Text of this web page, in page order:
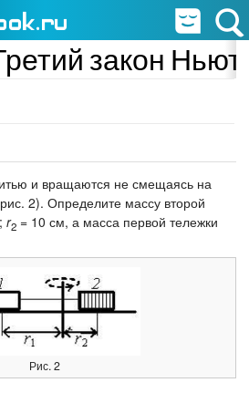
закон
и вращаются не смещаясь на
2). Определите массу второй
r2 = 10 см, а масса первой тележки
Рис. 2